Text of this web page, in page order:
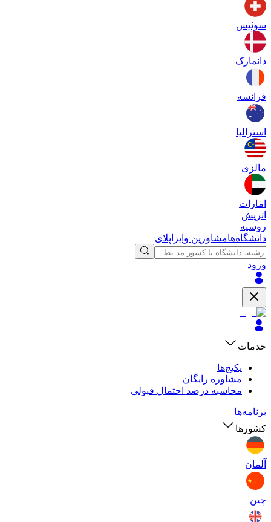
سوئیس
دانمارک
فرانسه
استرالیا
مالزی
امارات
اتریش
روسیه
دانشگاه‌هامشاورین وایزاپلای
ورود
خدمات
پکیج‌ها
مشاوره رایگان
محاسبه درصد احتمال قبولی
برنامه‌ها
کشورها
آلمان
چین